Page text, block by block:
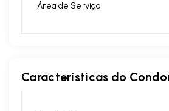
Área de Serviço
Características do